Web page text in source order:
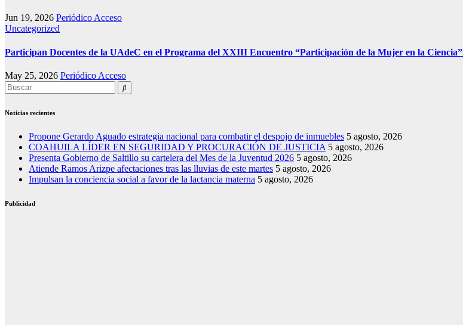
Jun 19, 2026 Periódico Acceso
Uncategorized
Participan Docentes de la UAdeC en el Programa del XXIII Encuentro “Participación de la Mujer en la Ciencia”
May 25, 2026 Periódico Acceso
Noticias recientes
Propone Gerardo Aguado estrategia nacional para combatir el despojo de inmuebles 5 agosto, 2026
COAHUILA LÍDER EN SEGURIDAD Y PROCURACIÓN DE JUSTICIA 5 agosto, 2026
Presenta Gobierno de Saltillo su cartelera del Mes de la Juventud 2026 5 agosto, 2026
Atiende Ramos Arizpe afectaciones tras las lluvias de este martes 5 agosto, 2026
Impulsan la conciencia social a favor de la lactancia materna 5 agosto, 2026
Publicidad